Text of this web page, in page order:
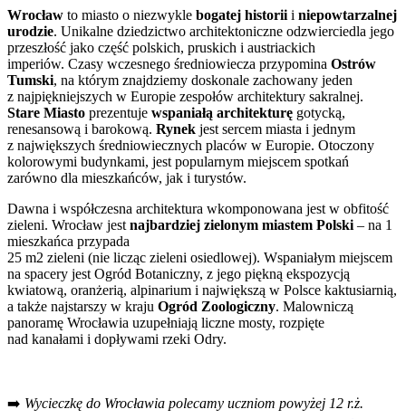
Wrocław to miasto o niezwykle bogatej historii i niepowtarzalnej
urodzie. Unikalne dziedzictwo architektoniczne odzwierciedla jego
przeszłość jako część polskich, pruskich i austriackich
imperiów. Czasy wczesnego średniowiecza przypomina Ostrów
Tumski, na którym znajdziemy doskonale zachowany jeden
z najpiękniejszych w Europie zespołów architektury sakralnej.
Stare Miasto prezentuje wspaniałą architekturę gotycką,
renesansową i barokową. Rynek jest sercem miasta i jednym
z największych średniowiecznych placów w Europie. Otoczony
kolorowymi budynkami, jest popularnym miejscem spotkań
zarówno dla mieszkańców, jak i turystów.
Dawna i współczesna architektura wkomponowana jest w obfitość
zieleni. Wrocław jest najbardziej zielonym miastem Polski – na 1
mieszkańca przypada
25 m2 zieleni (nie licząc zieleni osiedlowej). Wspaniałym miejscem
na spacery jest Ogród Botaniczny, z jego piękną ekspozycją
kwiatową, oranżerią, alpinarium i największą w Polsce kaktusiarnią,
a także najstarszy w kraju Ogród Zoologiczny. Malowniczą
panoramę Wrocławia uzupełniają liczne mosty, rozpięte
nad kanałami i dopływami rzeki Odry.
➡️ Wycieczkę do Wrocławia polecamy uczniom powyżej 12 r.ż.